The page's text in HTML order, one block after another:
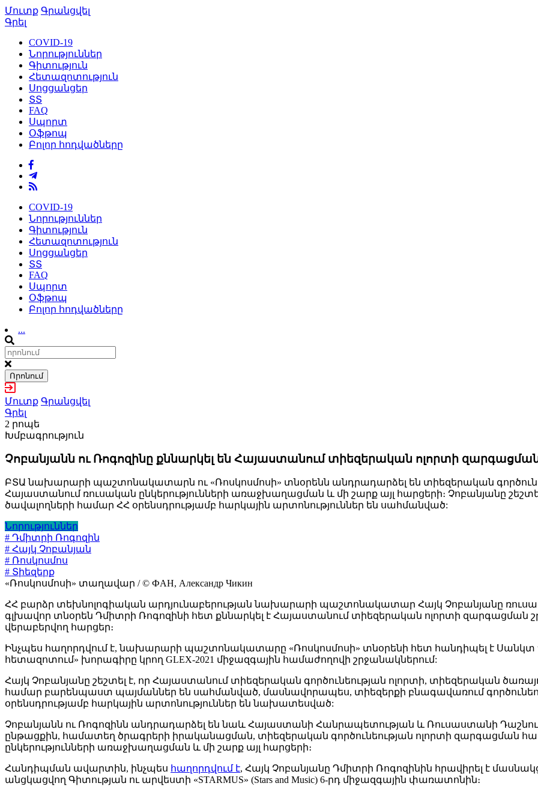
Մուտք Գրանցվել
Գրել
COVID-19
Նորություններ
Գիտություն
Հետազոտություն
Սոցցանցեր
ՏՏ
FAQ
Սպորտ
Օֆթոպ
Բոլոր հոդվածները
COVID-19
Նորություններ
Գիտություն
Հետազոտություն
Սոցցանցեր
ՏՏ
FAQ
Սպորտ
Օֆթոպ
Բոլոր հոդվածները
...
Որոնում
Մուտք Գրանցվել
Գրել
2 րոպե
Խմբագրություն
Չոբանյանն ու Ռոգոզինը քննարկել են Հայաստանում տիեզերական ոլորտի զարգացման
ԲՏԱ նախարարի պաշտոնակատարն ու «Ռոսկոսմոսի» տնօրենն անդրադարձել են տիեզերական
Հայաստանում ռուսական ընկերությունների առաջխաղացման և մի շարք այլ հարցերի։ Չոբանյանը
ծավալողների համար ՀՀ օրենսդրությամբ հարկային արտոնություններ են սահմանված:
Նորություններ
# Դմիտրի Ռոգոզին
# Հայկ Չոբանյան
# Ռոսկոսմոս
# Տիեզերք
«Ռոսկոսմոսի» տաղավար / © ФAH, Александр Чикин
ՀՀ բարձր տեխնոլոգիական արդյունաբերության նախարարի պաշտոնակատար Հայկ Չոբանյանը
գլխավոր տնօրեն Դմիտրի Ռոգոզինի հետ քննարկել է Հայաստանում տիեզերական ոլորտի զարգացման
վերաբերվող հարցեր։
Ինչպես հաղորդվում է, նախարարի պաշտոնակատարը «Ռոսկոսմոսի» տնօրենի հետ հանդիպել է Սանկտ
հետազոտում» խորագիրը կրող GLEX-2021 միջազգային համաժողովի շրջանակներում:
Հայկ Չոբանյանը շեշտել է, որ Հայաստանում տիեզերական գործունեության ոլորտի, տիեզերական
համար բարենպաստ պայմաններ են սահմանված, մասնավորապես, տիեզերքի բնագավառում
օրենսդրությամբ հարկային արտոնություններ են նախատեսված:
Չոբանյանն ու Ռոգոզինն անդրադարձել են նաև Հայաստանի Հանրապետության և Ռուսաստանի
ընթացքին, համատեղ ծրագրերի իրականացման, տիեզերական գործունեության ոլորտի զարգացման
ընկերությունների առաջխաղացման և մի շարք այլ հարցերի։
Հանդիպման ավարտին, ինչպես հաղորդվում է, Հայկ Չոբանյանը Դմիտրի Ռոգոզինին հրավիրել է
անցկացվող Գիտության ու արվեստի «STARMUS» (Stars and Music) 6-րդ միջազգային փառատոնին։